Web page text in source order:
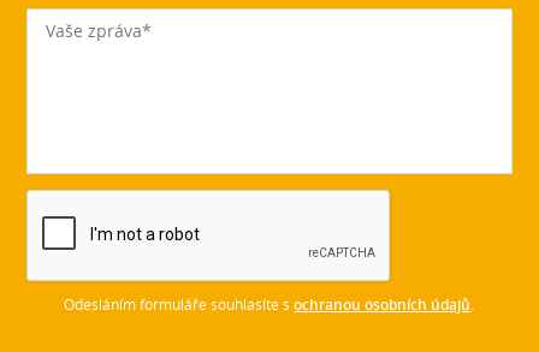
Odesláním formuláře souhlasíte sochranou osobních údajů